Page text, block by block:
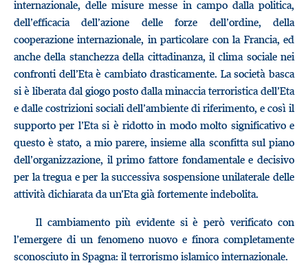
internazionale, delle misure messe in campo dalla politica,
dell’efficacia dell’azione delle forze dell’ordine, della
cooperazione internazionale, in particolare con la Francia, ed
anche della stanchezza della cittadinanza, il clima sociale nei
confronti dell’Eta è cambiato drasticamente. La società basca
si è liberata dal giogo posto dalla minaccia terroristica dell’Eta
e dalle costrizioni sociali dell’ambiente di riferimento, e così il
supporto per l’Eta si è ridotto in modo molto significativo e
questo è stato, a mio parere, insieme alla sconfitta sul piano
dell’organizzazione, il primo fattore fondamentale e decisivo
per la tregua e per la successiva sospensione unilaterale delle
attività dichiarata da un’Eta già fortemente indebolita.
Il cambiamento più evidente si è però verificato con
l’emergere di un fenomeno nuovo e finora completamente
sconosciuto in Spagna: il terrorismo islamico internazionale.